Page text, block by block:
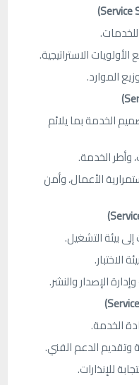
للخدمات.
الاستراتيجية.
الموارد.
الخدمة بما يلائم
وأطر الخدمة.
الأعمال، وأمن
بيئة التشغيل.
الاختبار.
الإصدار والنشر.
الخدمة.
وتقديم الدعم الفني.
للإنذارات.